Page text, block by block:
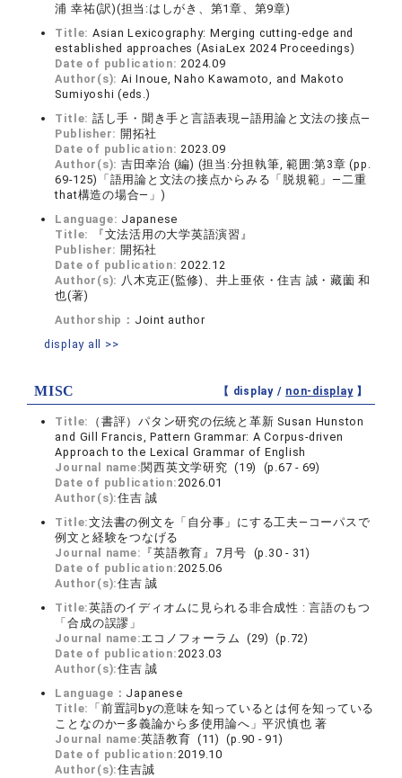
浦 幸祐(訳)(担当:はしがき、第1章、第9章)
Title: Asian Lexicography: Merging cutting-edge and
established approaches (AsiaLex 2024 Proceedings)
Date of publication:2024.09
Author(s): Ai Inoue, Naho Kawamoto, and Makoto
Sumiyoshi (eds.)
Title: 話し手・聞き手と言語表現―語用論と文法の接点―
Publisher: 開拓社
Date of publication:2023.09
Author(s): 吉田幸治 (編) (担当:分担執筆, 範囲:第3章 (pp.
69-125)「語用論と文法の接点からみる「脱規範」―二重
that構造の場合―」)
Language: Japanese
Title:
『文法活用の大学英語演習』
Publisher: 開拓社
Date of publication:2022.12
Author(s): 八木克正(監修)、井上亜依・住吉 誠・藏薗 和
也(著)
Authorship： Joint author
display all >>
MISC 【 display / non-display】
Title:
（書評）パタン研究の伝統と革新 Susan Hunston
and Gill Francis, Pattern Grammar: A Corpus-driven
Approach to the Lexical Grammar of English
Journal name:関西英文学研究 (19) (p.67 - 69)
Date of publication:2026.01
Author(s):住吉 誠
Title:文法書の例文を「自分事」にする工夫―コーパスで
例文と経験をつなげる
Journal name: 『英語教育』7月号 (p.30 - 31)
Date of publication:2025.06
Author(s):住吉 誠
Title:英語のイディオムに見られる非合成性 : 言語のもつ
「合成の誤謬」
Journal name:エコノフォーラム (29) (p.72)
Date of publication:2023.03
Author(s):住吉 誠
Language： Japanese
Title: 「前置詞byの意味を知っているとは何を知っている
ことなのか―多義論から多使用論へ」平沢慎也 著
Journal name:英語教育 (11) (p.90 - 91)
Date of publication:2019.10
Author(s):住吉誠